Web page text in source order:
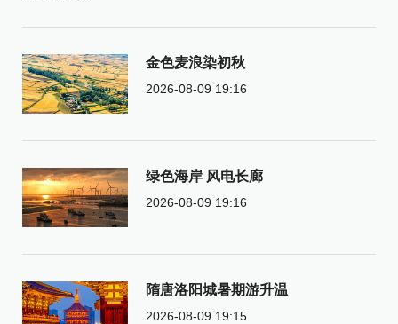
金色麦浪染初秋
2026-08-09 19:16
绿色海岸 风电长廊
2026-08-09 19:16
隋唐洛阳城暑期游升温
2026-08-09 19:15